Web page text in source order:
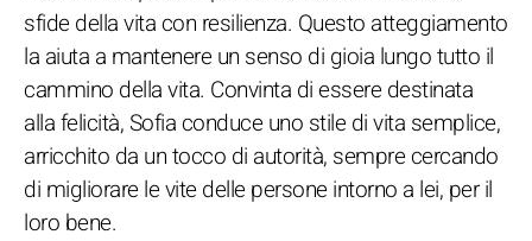
sfide della vita con resilienza. Questo atteggiamento
la aiuta a mantenere un senso di gioia lungo tutto il
cammino della vita. Convinta di essere destinata
alla felicità, Sofia conduce uno stile di vita semplice,
arricchito da un tocco di autorità, sempre cercando
di migliorare le vite delle persone intorno a lei, per il
loro bene.